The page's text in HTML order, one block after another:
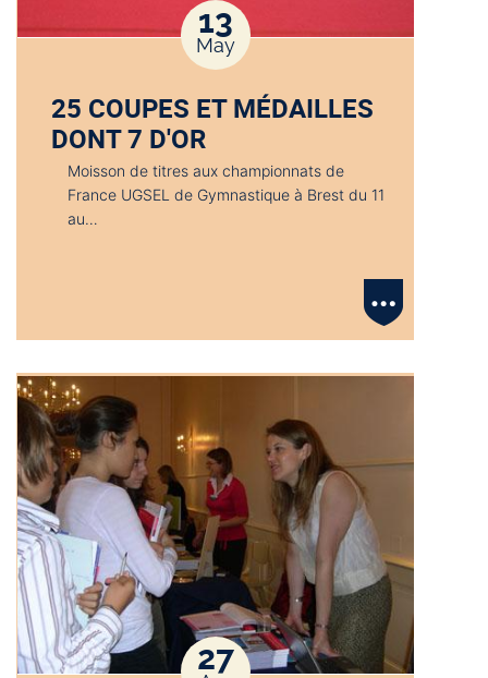
13
May
25 COUPES ET MÉDAILLES
DONT 7 D'OR
Moisson de titres aux championnats de
France UGSEL de Gymnastique à Brest du 11
au…
27